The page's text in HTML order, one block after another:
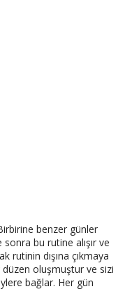
benzer günler
bu rutine alışır ve
rutinin dışına çıkmaya
oluşmuştur ve sizi
bağlar. Her gün